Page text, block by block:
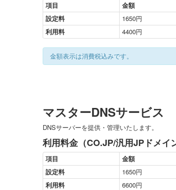
項目 金額
設定料
1650円
利用料
4400円
金額表示は消費税込みです。
マスターDNSサービス
DNSサーバーを提供・管理いたします。
利用料金（CO.JP/汎用JPドメイ
項目 金額
設定料
1650円
利用料
6600円